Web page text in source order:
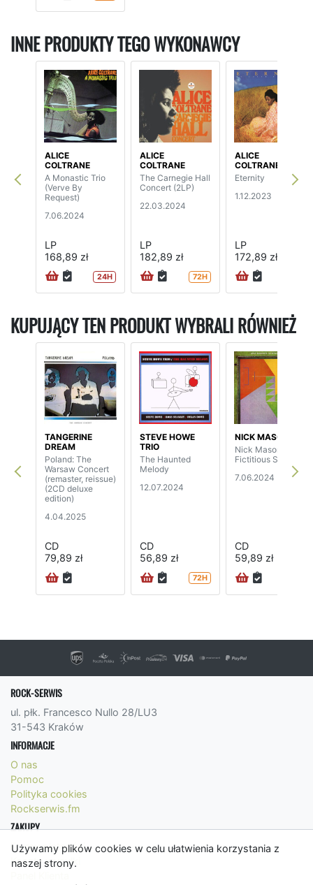
Używamy plików cookies w celu ułatwienia korzystania z
naszej strony.
INNE PRODUKTY TEGO WYKONAWCY
ALICE
COLTRANE
A Monastic Trio
(Verve By
Request)
7.06.2024
LP
168,89 zł
24H
ALICE
COLTRANE
The Carnegie Hall
Concert (2LP)
22.03.2024
LP
182,89 zł
72H
ALICE
COLTRANE
Eternity
1.12.2023
LP
172,89 zł
KUPUJĄCY TEN PRODUKT WYBRALI RÓWNIEŻ
TANGERINE
DREAM
Poland: The
Warsaw Concert
(remaster, reissue)
(2CD deluxe
edition)
4.04.2025
CD
79,89 zł
STEVE HOWE
TRIO
The Haunted
Melody
12.07.2024
CD
56,89 zł
72H
NICK MASON
Nick Mason's
Fictitious Sports
7.06.2024
CD
59,89 zł
ROCK-SERWIS
ul. płk. Francesco Nullo 28/LU3
31-543 Kraków
INFORMACJE
O nas
Pomoc
Polityka cookies
Rockserwis.fm
ZAKUPY
Formy płatności
Koszty wysyłki